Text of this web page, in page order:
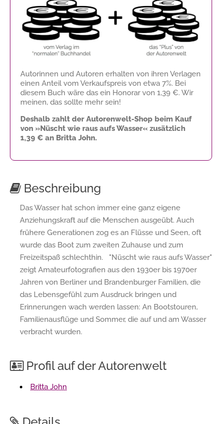
Autorinnen und Autoren erhalten von ihren Verlagen
einen Anteil vom Verkaufspreis von etwa 7%. Bei
diesem Buch wäre das ein Honorar von 1,39 €. Wir
meinen, das sollte mehr sein!
Deshalb zahlt der Autorenwelt-Shop beim Kauf
von »Nüscht wie raus aufs Wasser« zusätzlich
1,39 € an Britta John.
Beschreibung
Das Wasser hat schon immer eine ganz eigene
Anziehungskraft auf die Menschen ausgeübt. Auch
frühere Generationen zog es an Flüsse und Seen, oft
wurde das Boot zum zweiten Zuhause und zum
Freizeitspaß schlechthin. "Nüscht wie raus aufs Wasser"
zeigt Amateurfotografien aus den 1930er bis 1970er
Jahren von Berliner und Brandenburger Familien, die
das Lebensgefühl zum Ausdruck bringen und
Erinnerungen wach werden lassen: An Bootstouren,
Familienausflüge und Sommer, die auf und am Wasser
verbracht wurden.
Profil auf der Autorenwelt
Britta John